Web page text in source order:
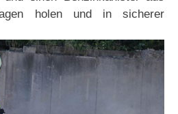
holen und in sicherer